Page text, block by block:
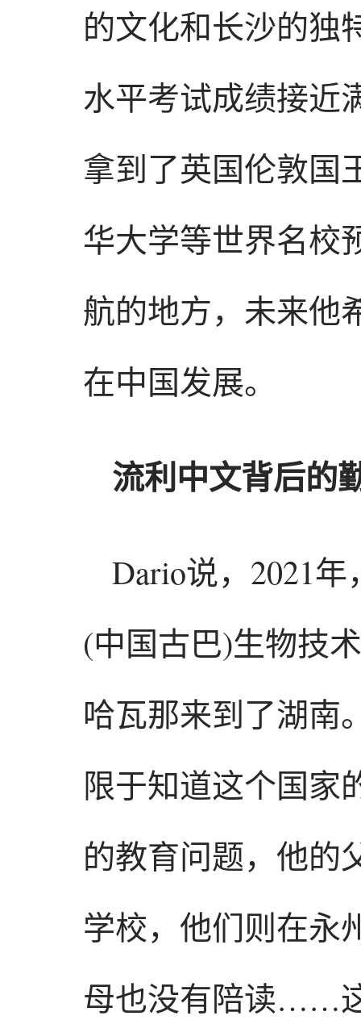
的文化和长沙的独
水平考试成绩接近
拿到了英国伦敦国
华大学等世界名校
航的地方，未来他
在中国发展。
流利中文背后的
Dario说，2021
(中国古巴)生物技
哈瓦那来到了湖南
限于知道这个国家
的教育问题，他的
学校，他们则在永
母也没有陪读……